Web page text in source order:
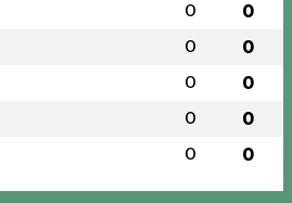
0 0
0 0
0 0
0 0
0 0